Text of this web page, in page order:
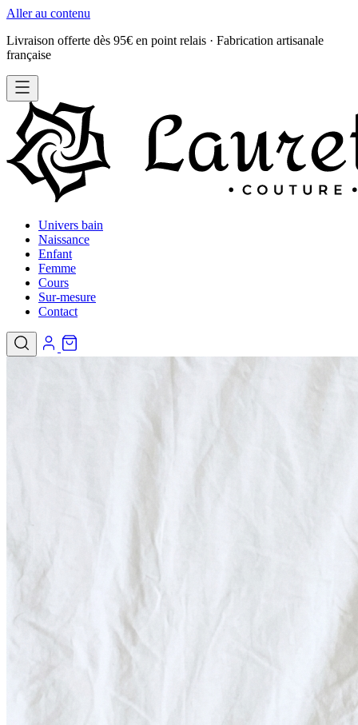
Aller au contenu
Livraison offerte dès 95€ en point relais · Fabrication artisanale
française
Univers bain
Naissance
Enfant
Femme
Cours
Sur-mesure
Contact